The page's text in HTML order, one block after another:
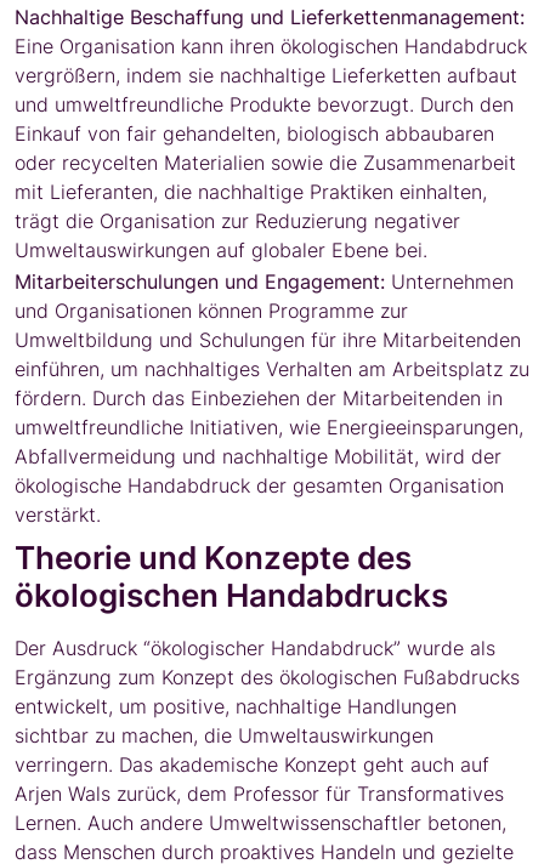
Nachhaltige Beschaffung und Lieferkettenmanagement:
Eine Organisation kann ihren ökologischen Handabdruck
vergrößern, indem sie nachhaltige Lieferketten aufbaut
und umweltfreundliche Produkte bevorzugt. Durch den
Einkauf von fair gehandelten, biologisch abbaubaren
oder recycelten Materialien sowie die Zusammenarbeit
mit Lieferanten, die nachhaltige Praktiken einhalten,
trägt die Organisation zur Reduzierung negativer
Umweltauswirkungen auf globaler Ebene bei.
Mitarbeiterschulungen und Engagement: Unternehmen
und Organisationen können Programme zur
Umweltbildung und Schulungen für ihre Mitarbeitenden
einführen, um nachhaltiges Verhalten am Arbeitsplatz zu
fördern. Durch das Einbeziehen der Mitarbeitenden in
umweltfreundliche Initiativen, wie Energieeinsparungen,
Abfallvermeidung und nachhaltige Mobilität, wird der
ökologische Handabdruck der gesamten Organisation
verstärkt.
Theorie und Konzepte des
ökologischen Handabdrucks
Der Ausdruck “ökologischer Handabdruck” wurde als
Ergänzung zum Konzept des ökologischen Fußabdrucks
entwickelt, um positive, nachhaltige Handlungen
sichtbar zu machen, die Umweltauswirkungen
verringern. Das akademische Konzept geht auch auf
Arjen Wals zurück, dem Professor für Transformatives
Lernen. Auch andere Umweltwissenschaftler betonen,
dass Menschen durch proaktives Handeln und gezielte